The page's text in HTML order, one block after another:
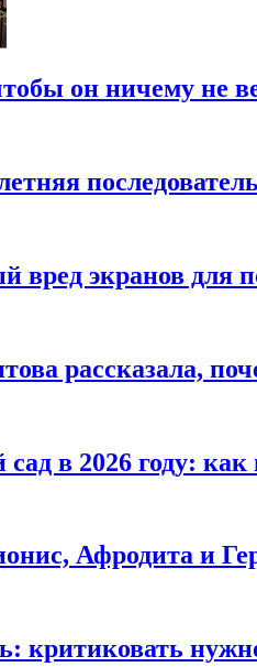
он ничему не
вред экранов для
рассказала,
в 2026 году:
Афродита и
критиковать